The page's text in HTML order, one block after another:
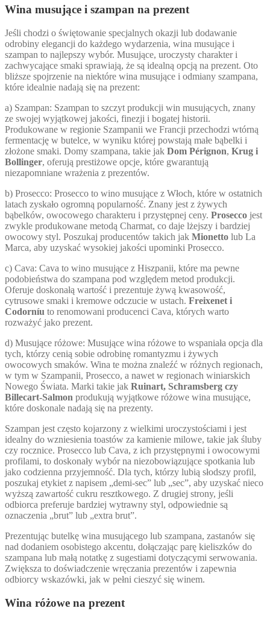
Wina musujące i szampan na prezent
Jeśli chodzi o świętowanie specjalnych okazji lub dodawanie
odrobiny elegancji do każdego wydarzenia, wina musujące i
szampan to najlepszy wybór. Musujące, uroczysty charakter i
zachwycające smaki sprawiają, że są idealną opcją na prezent. Oto
bliższe spojrzenie na niektóre wina musujące i odmiany szampana,
które idealnie nadają się na prezent:
a) Szampan: Szampan to szczyt produkcji win musujących, znany
ze swojej wyjątkowej jakości, finezji i bogatej historii.
Produkowane w regionie Szampanii we Francji przechodzi wtórną
fermentację w butelce, w wyniku której powstają małe bąbelki i
złożone smaki. Domy szampana, takie jak Dom Pérignon, Krug i
Bollinger, oferują prestiżowe opcje, które gwarantują
niezapomniane wrażenia z prezentów.
b) Prosecco: Prosecco to wino musujące z Włoch, które w ostatnich
latach zyskało ogromną popularność. Znany jest z żywych
bąbelków, owocowego charakteru i przystępnej ceny. Prosecco jest
zwykle produkowane metodą Charmat, co daje lżejszy i bardziej
owocowy styl. Poszukaj producentów takich jak Mionetto lub La
Marca, aby uzyskać wysokiej jakości upominki Prosecco.
c) Cava: Cava to wino musujące z Hiszpanii, które ma pewne
podobieństwa do szampana pod względem metod produkcji.
Oferuje doskonałą wartość i prezentuje żywą kwasowość,
cytrusowe smaki i kremowe odczucie w ustach. Freixenet i
Codorníu to renomowani producenci Cava, których warto
rozważyć jako prezent.
d) Musujące różowe: Musujące wina różowe to wspaniała opcja dla
tych, którzy cenią sobie odrobinę romantyzmu i żywych
owocowych smaków. Wina te można znaleźć w różnych regionach,
w tym w Szampanii, Prosecco, a nawet w regionach winiarskich
Nowego Świata. Marki takie jak Ruinart, Schramsberg czy
Billecart-Salmon produkują wyjątkowe różowe wina musujące,
które doskonale nadają się na prezenty.
Szampan jest często kojarzony z wielkimi uroczystościami i jest
idealny do wzniesienia toastów za kamienie milowe, takie jak śluby
czy rocznice. Prosecco lub Cava, z ich przystępnymi i owocowymi
profilami, to doskonały wybór na niezobowiązujące spotkania lub
jako codzienna przyjemność. Dla tych, którzy lubią słodszy profil,
poszukaj etykiet z napisem „demi-sec” lub „sec”, aby uzyskać nieco
wyższą zawartość cukru resztkowego. Z drugiej strony, jeśli
odbiorca preferuje bardziej wytrawny styl, odpowiednie są
oznaczenia „brut” lub „extra brut”.
Prezentując butelkę wina musującego lub szampana, zastanów się
nad dodaniem osobistego akcentu, dołączając parę kieliszków do
szampana lub małą notatkę z sugestiami dotyczącymi serwowania.
Zwiększa to doświadczenie wręczania prezentów i zapewnia
odbiorcy wskazówki, jak w pełni cieszyć się winem.
Wina różowe na prezent